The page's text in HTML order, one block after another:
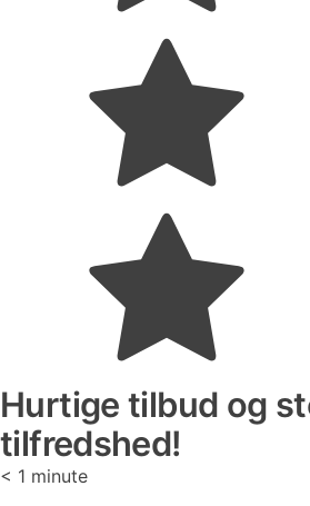
Hurtige tilbud og
tilfredshed!
< 1 minute